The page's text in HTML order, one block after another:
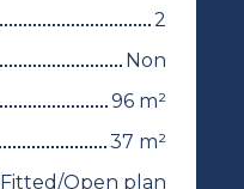
2
Non
96 m²
37 m²
Fitted/Open plan